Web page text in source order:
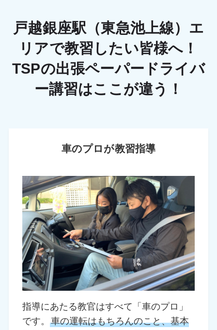
戸越銀座駅（東急池上線）エ
リアで教習したい皆様へ！
TSPの出張ペーパードライバ
ー講習はここが違う！
車のプロが教習指導
指導にあたる教官はすべて「車のプロ」
です。車の運転はもちろんのこと、基本